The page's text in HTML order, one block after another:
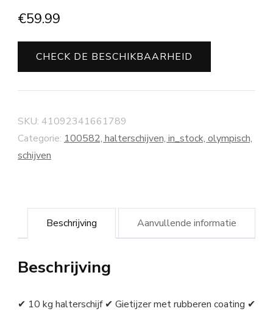
€59.99
CHECK DE BESCHIKBAARHEID
SKU: 41092341661789
Categorie: 100582, halterschijven, in_stock, olympisch,
schijven
Beschrijving Aanvullende informatie
Beschrijving
✔ 10 kg halterschijf ✔ Gietijzer met rubberen coating ✔